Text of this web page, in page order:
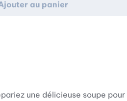
au panier
une délicieuse soupe